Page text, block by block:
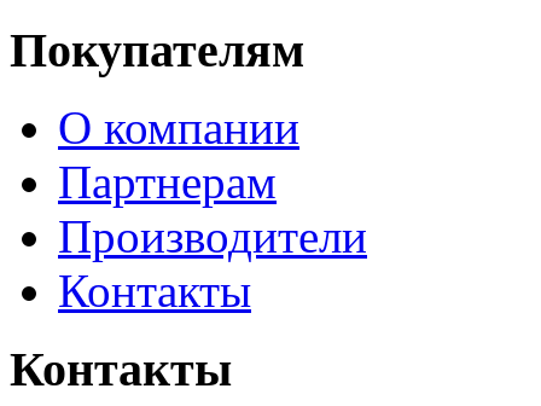
Покупателям
О компании
Партнерам
Производители
Контакты
Контакты